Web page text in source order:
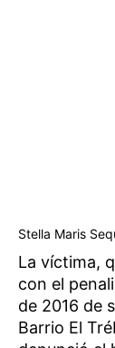
Stella Maris
La víctima,
con el
de 2016 de
Barrio El